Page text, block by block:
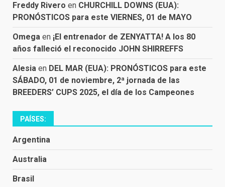
Freddy Rivero en CHURCHILL DOWNS (EUA):
PRONÓSTICOS para este VIERNES, 01 de MAYO
Omega en ¡El entrenador de ZENYATTA! A los 80
años falleció el reconocido JOHN SHIRREFFS
Alesia en DEL MAR (EUA): PRONÓSTICOS para este
SÁBADO, 01 de noviembre, 2ª jornada de las
BREEDERS’ CUPS 2025, el día de los Campeones
PAÍSES:
Argentina
Australia
Brasil